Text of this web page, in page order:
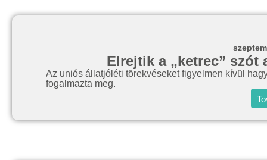
Elrejtik a „ketrec” szót
Az uniós állatjóléti törekvéseket figyelmen kívül
fogalmazta meg.